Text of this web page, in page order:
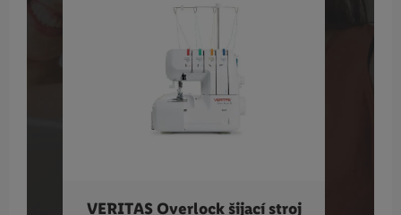
VERITAS Overlock šijací stroj